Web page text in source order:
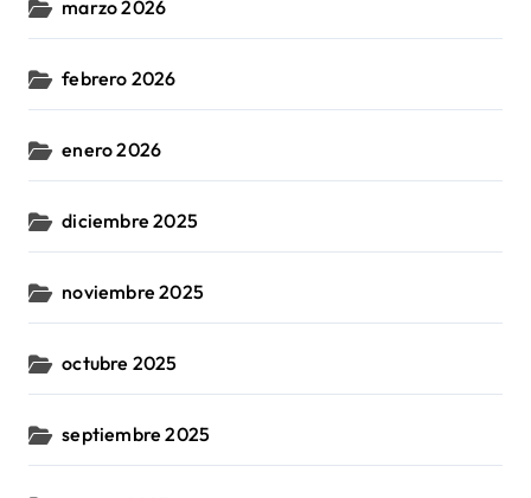
marzo 2026
febrero 2026
enero 2026
diciembre 2025
noviembre 2025
octubre 2025
septiembre 2025